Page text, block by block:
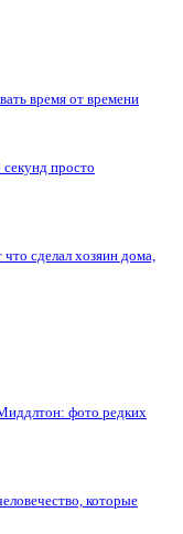
время от времени
просто
сделал хозяин дома,
фото редких
которые